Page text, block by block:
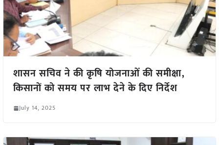
शासन सचिव ने की कृषि योजनाओं की समीक्षा,
किसानों को समय पर लाभ देने के दिए निर्देश
July 14, 2025